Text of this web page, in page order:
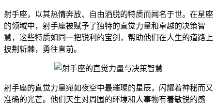
射手座，以其热情奔放、自由洒脱的特质而闻名于世。在星座
的领域中，射手座被赋予了独特的直觉力量和卓越的决策智
慧，这些特质如同一把锐利的宝剑，帮助他们在人生的道路上
披荆斩棘，勇往直前。
射手座的直觉力量宛如夜空中最璀璨的星辰，闪耀着神秘而又
准确的光芒。他们天生对周围的环境和人事物有着敏锐的感